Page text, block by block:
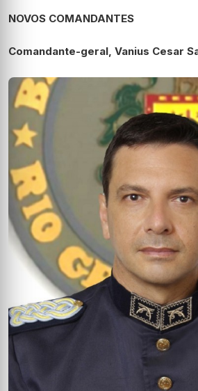
NOVOS COMANDANTES
Comandante-geral, Vanius Cesar